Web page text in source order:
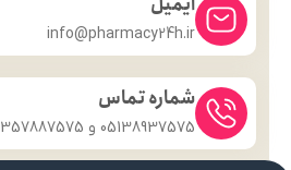
info@pharmacy24h.ir
شماره تماس
05138937575 و 09357887575